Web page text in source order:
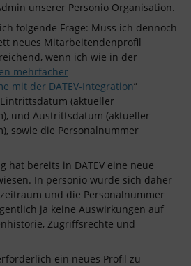
unserer Personio Organisation.
folgende Frage: Muss ich dennoch
neues Mitarbeitendenprofil
wenn ich wie in der
mehrfacher
mit der DATEV-Integration”
(aktueller
und Austrittsdatum (aktueller
sowie die Personalnummer
hat bereits in DATEV eine neue
In personio würde sich daher
und die Personalnummer
ja keine Auswirkungen auf
Zugriffsrechte und
ein neues Profil zu